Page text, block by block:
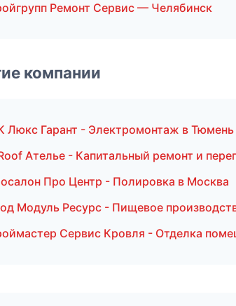
Ремонт Сервис — Челябинск
компании
Люкс Гарант - Электромонтаж в Тюмень
Ателье - Капитальный ремонт и
Про Центр - Полировка в Москва
Модуль Ресурс - Пищевое
Сервис Кровля - Отделка